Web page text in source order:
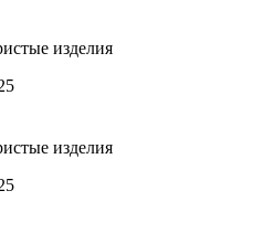
изделия
изделия